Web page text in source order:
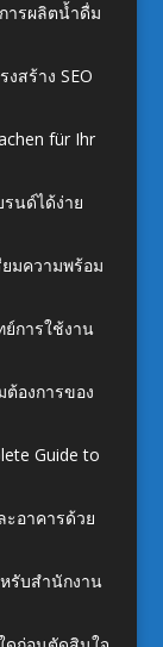
ารผลิตน้ำดื่ม
สร้าง SEO
für Ihr
นด์ได้ง่าย
มความพร้อม
การใช้งาน
องการของ
Guide to
ะอาคารด้วย
รับสำนักงาน